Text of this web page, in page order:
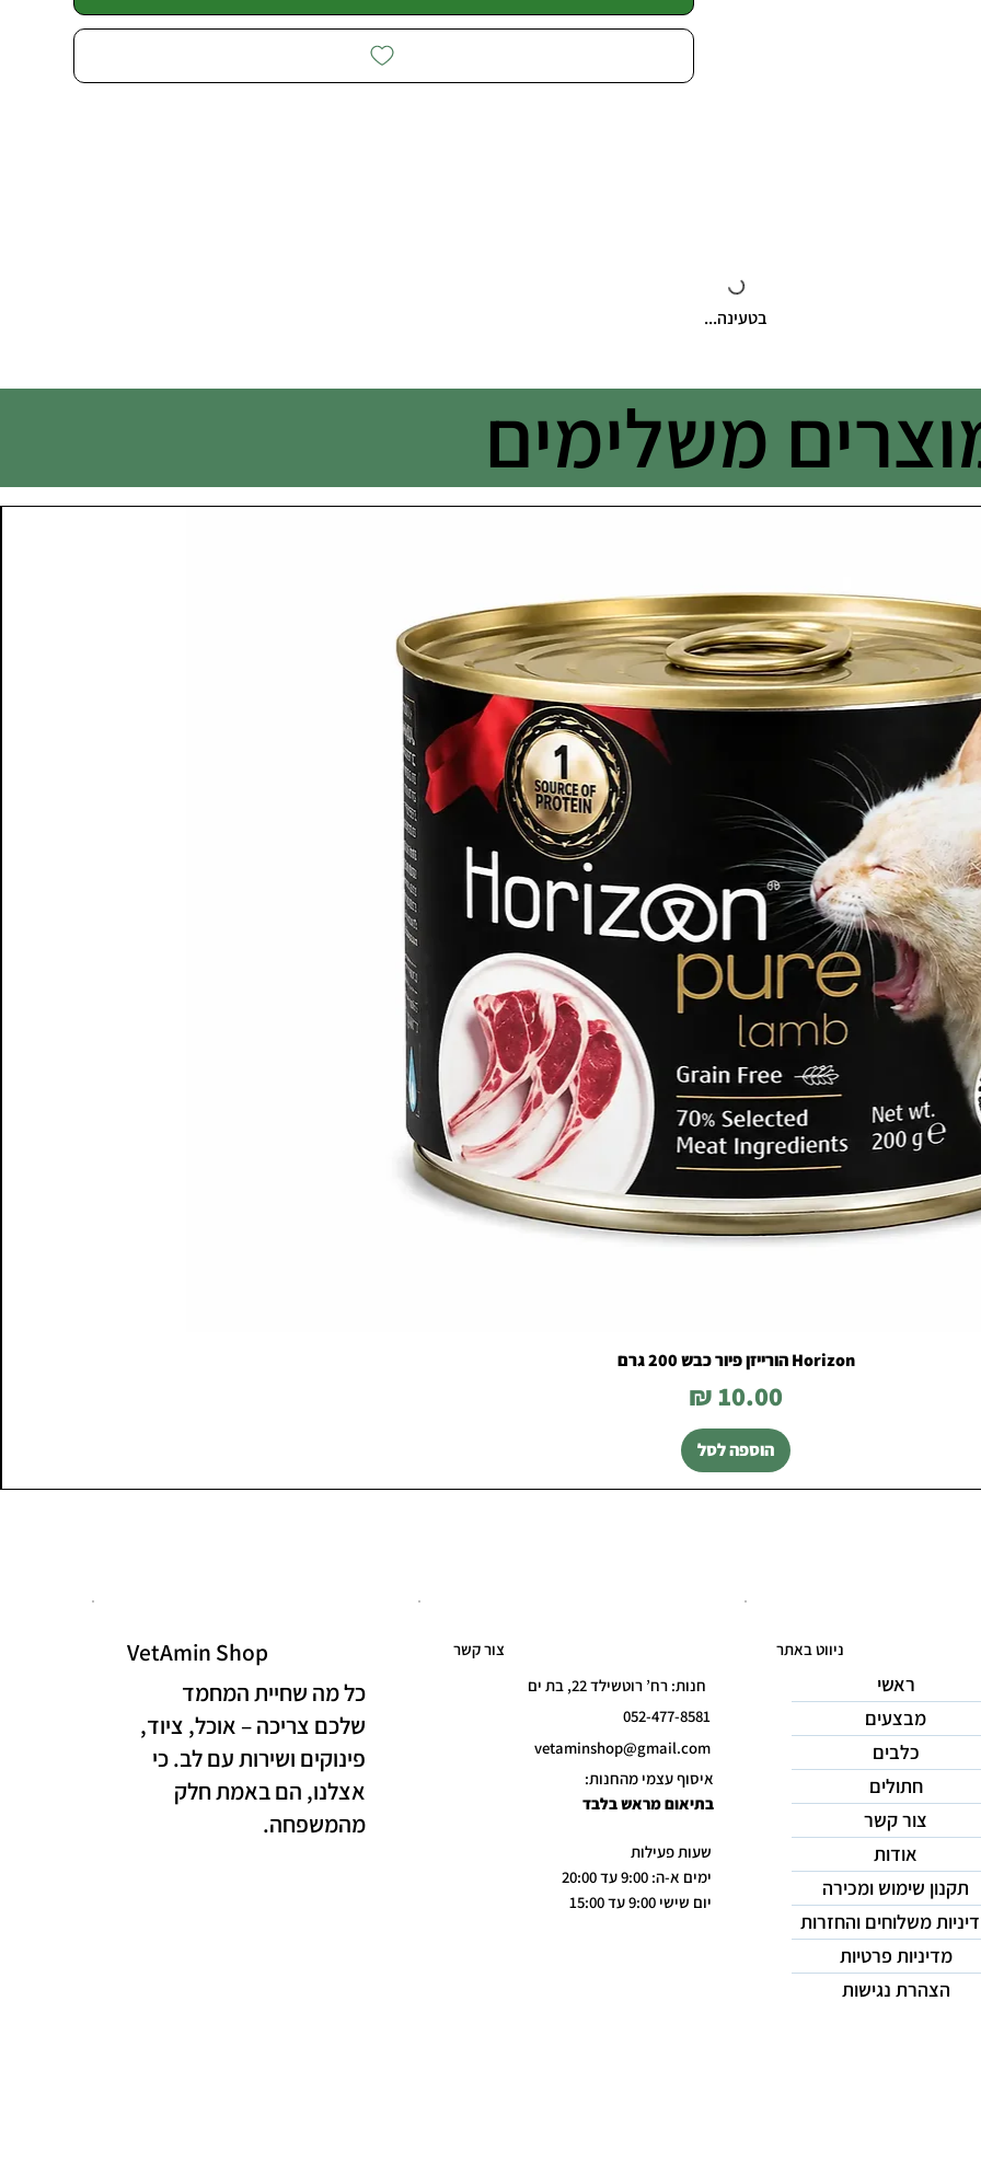
בטעינה...
משלימים
Horizon הורייזן פיור כבש 200 גרם
מחיר
הוספה לסל
VetAmin Shop
כל מה שחיית המחמד
שלכם צריכה – אוכל, ציוד,
פינוקים ושירות עם לב. כי
אצלנו, הם באמת חלק
מהמשפחה.
חנות: רח’ רוטשילד 22, בת ים
052-477-8581
vetaminshop@gmail.com
איסוף עצמי מהחנות:
בתיאום מראש בלבד
שעות פעילות
ימים א-ה: 9:00 עד 20:00
יום שישי 9:00 עד 15:00
צור קשר ניווט באתר
ראשי
מבצעים
כלבים
חתולים
צור קשר
אודות
תקנון שימוש ומכירה
משלוחים והחזרות
מדיניות פרטיות
הצהרת נגישות